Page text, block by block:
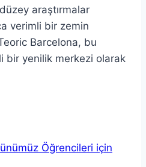
araştırmalar
verimli bir zemin
Barcelona, bu
bir yenilik merkezi olarak